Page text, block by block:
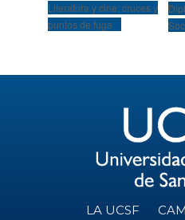
Literatura y cine: cruces y
puntos de fuga
LA UCSF